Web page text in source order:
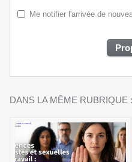
Me notifier l'arrivée de
DANS LA MÊME RUBRIQUE :